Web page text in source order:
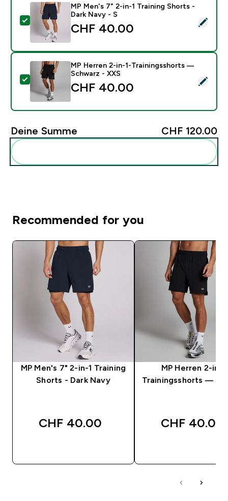
Dieses Produkt ausw�hlen - MP Men's 7" 2-in-1
MP Men's 7" 2-in-1 Training Shorts -
Dark Navy - S
CHF 40.00‎
Dieses Produkt ausw�hlen - MP Herren 2-in-1-
MP Herren 2-in-1-Trainingsshorts —
Schwarz - XXS
CHF 40.00‎
Deine Summe CHF 120.00‎
Recommended for you
MP Men's 7" 2-in-1 Training
Shorts - Dark Navy
CHF 40.00‎
MP Herren 2-in-
Trainingsshorts —
CHF 40.00‎